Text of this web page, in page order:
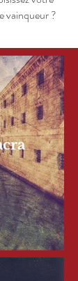
vainqueur ?